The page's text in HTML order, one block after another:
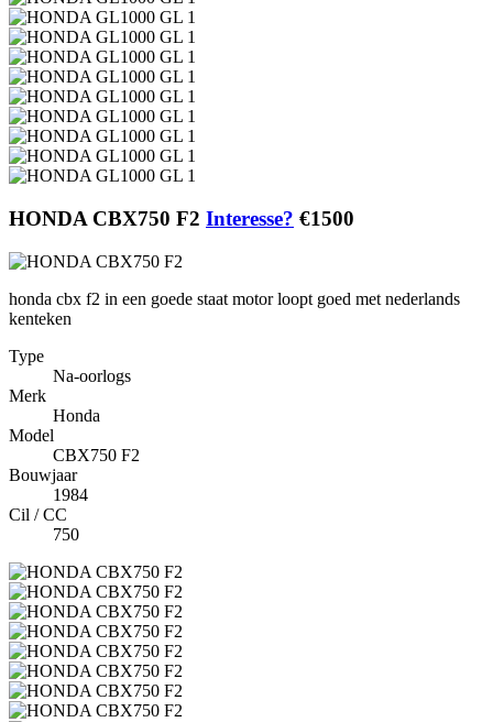
HONDA CBX750 F2 Interesse? €1500
honda cbx f2 in een goede staat motor loopt goed met nederlands
kenteken
Type
Na-oorlogs
Merk
Honda
Model
CBX750 F2
Bouwjaar
1984
Cil / CC
750